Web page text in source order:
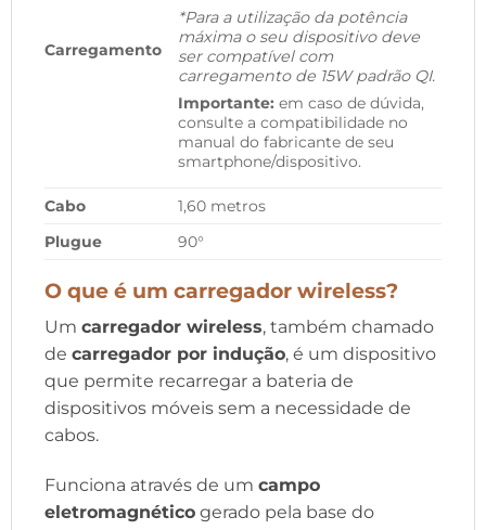
Carregamento
*Para a utilização da potência
máxima o seu dispositivo deve
ser compatível com
carregamento de 15W padrão QI.
Importante: em caso de dúvida,
consulte a compatibilidade no
manual do fabricante de seu
smartphone/dispositivo.
Cabo
1,60 metros
Plugue
90°
O que é um carregador wireless?
Um carregador wireless, também chamado
de carregador por indução, é um dispositivo
que permite recarregar a bateria de
dispositivos móveis sem a necessidade de
cabos.
Funciona através de um campo
eletromagnéticogerado pela base do